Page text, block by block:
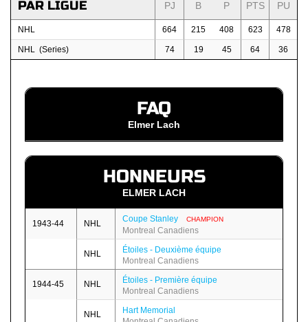
PAR LIGUE PJ B P PTS PU
NHL 664 215 408 623 478
NHL (Series) 74 19 45 64 36
FAQ
Elmer Lach
HONNEURS
ELMER LACH
1943-44 NHL Coupe Stanley CHAMPION
Montreal Canadiens
NHL
Étoiles - Deuxième équipe
Montreal Canadiens
1944-45 NHL
Étoiles - Première équipe
Montreal Canadiens
NHL
Hart Memorial